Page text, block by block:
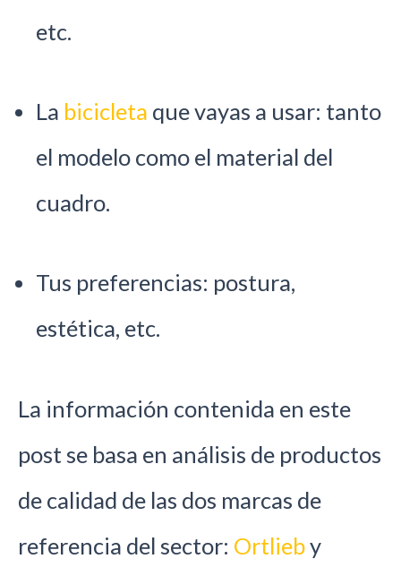
etc.
La bicicleta que vayas a usar: tanto
el modelo como el material del
cuadro.
Tus preferencias: postura,
estética, etc.
La información contenida en este
post se basa en análisis de productos
de calidad de las dos marcas de
referencia del sector: Ortlieby